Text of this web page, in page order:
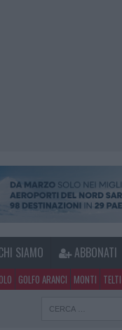
SIAMO ABBONATI
GOLFO ARANCI MONTI TELTI